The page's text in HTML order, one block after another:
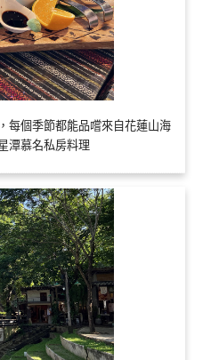
每個季節都能品嚐來自花蓮山海
潭慕名私房料理